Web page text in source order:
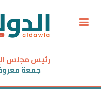
رئيس مجلس
جمعة